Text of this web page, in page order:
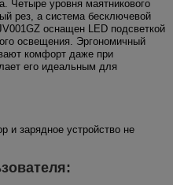
Четыре уровня маятникового
рез, а система бесключевой
оснащен LED подсветкой
освещения. Эргономичный
комфорт даже при
его идеальным для
и зарядное устройство не